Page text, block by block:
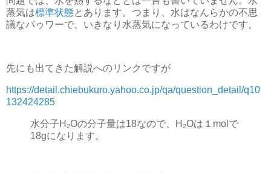
蒸気は標準状態とあります。つまり、水はなんらかの不思
議なパゥワーで、いきなり水蒸気になっているわけです。
先にも出てきた解説へのリンクですが
https://detail.chiebukuro.yahoo.co.jp/qa/question_detail/q10
132424285
水分子H₂Oの分子量は18なので、H₂Oは１molで
18gになります。